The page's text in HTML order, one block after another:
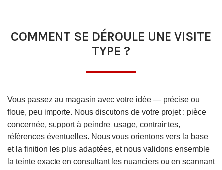
COMMENT SE DÉROULE UNE VISITE
TYPE ?
Vous passez au magasin avec votre idée — précise ou
floue, peu importe. Nous discutons de votre projet : pièce
concernée, support à peindre, usage, contraintes,
références éventuelles. Nous vous orientons vers la base
et la finition les plus adaptées, et nous validons ensemble
la teinte exacte en consultant les nuanciers ou en scannant